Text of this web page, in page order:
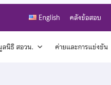
English คลังข้อสอบ
ลนิธิ สอวน. ค่ายและการแข่งขัน